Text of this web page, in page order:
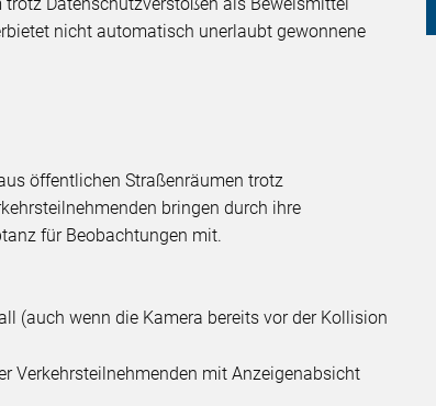
nicht automatisch unerlaubt gewonnene
öffentlichen Straßenräumen trotz
bringen durch ihre
für Beobachtungen mit.
(auch wenn die Kamera bereits vor der Kollision
Verkehrsteilnehmenden mit Anzeigenabsicht